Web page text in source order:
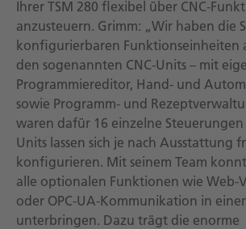
Ihrer TSM 280 flexibel über CNC-
anzusteuern. Grimm: „Wir haben die
konfigurierbaren Funktionseinheiten
den sogenannten CNC-Units – mit
Programmiereditor, Hand- und
sowie Programm- und
waren dafür 16 einzelne
Units lassen sich je nach Ausstattung
konfigurieren. Mit seinem Team
alle optionalen Funktionen wie Web-
oder OPC-UA-Kommunikation in
unterbringen. Dazu trägt die enorme